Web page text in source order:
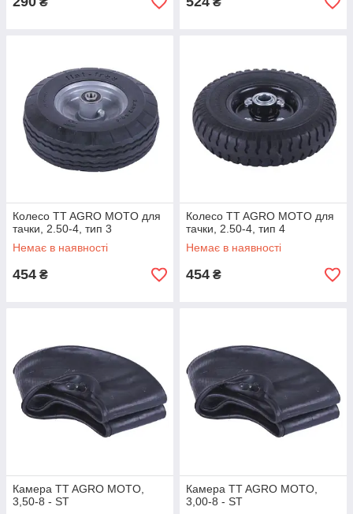
Колесо TT AGRO MOTO для
тачки, 2.50-4, тип 3
Немає в наявності
454 ₴
Колесо TT AGRO MOTO для
тачки, 2.50-4, тип 4
Немає в наявності
454 ₴
Камера TT AGRO MOTO,
3,50-8 - ST
Камера TT AGRO MOTO,
3,00-8 - ST